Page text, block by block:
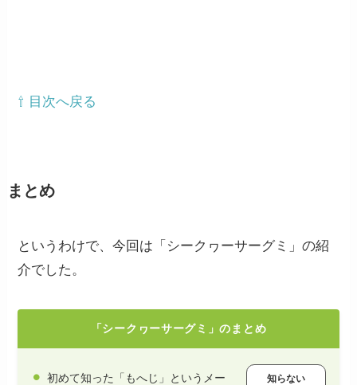
⇧ 目次へ戻る
まとめ
というわけで、今回は「シークヮーサーグミ」の紹
介でした。
「シークヮーサーグミ」のまとめ
初めて知った「もへじ」というメー
知らない